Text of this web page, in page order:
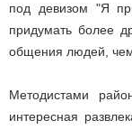
под девизом "Я
придумать более
общения людей, чем
Методистами
интересная